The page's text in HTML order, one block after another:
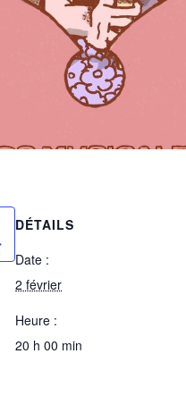
DÉTAILS
Date :
2 février
Heure :
20 h 00 min